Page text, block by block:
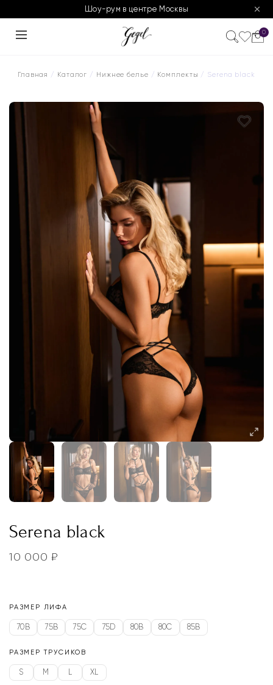
Шоу-рум в центре Москвы
0
Главная / Каталог / Нижнее белье / Комплекты / Serena black
Serena black
10 000₽
РАЗМЕР ЛИФА
70B 75B 75C 75D 80B 80C 85B
РАЗМЕР ТРУСИКОВ
S M L XL